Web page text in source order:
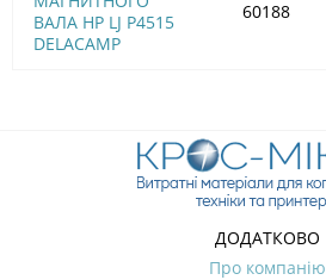
ВАЛА HP LJ P4515
DELACAMP
60188
ДОДАТКОВО
Про компанію